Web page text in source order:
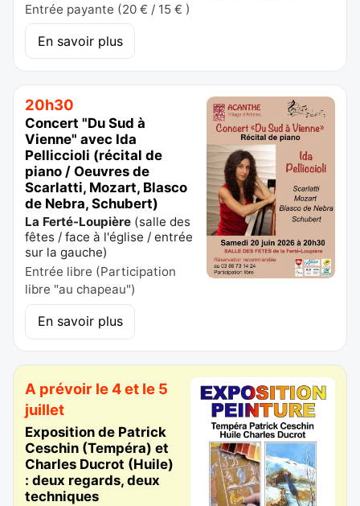
Entrée payante (20 € / 15 € )
En savoir plus
20h30
Concert "Du Sud à
Vienne" avec Ida
Pelliccioli (récital de
piano / Oeuvres de
Scarlatti, Mozart, Blasco
de Nebra, Schubert)
La Ferté-Loupière (salle des
fêtes / face à l'église / entrée
sur la gauche)
Entrée libre (Participation
libre "au chapeau")
En savoir plus
A prévoir le 4 et le 5
juillet
Exposition de Patrick
Ceschin (Tempéra) et
Charles Ducrot (Huile)
: deux regards, deux
techniques